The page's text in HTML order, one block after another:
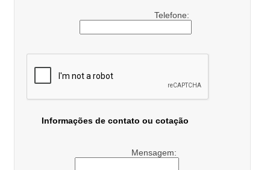
Telefone:
Informações de contato ou cotação
Mensagem: